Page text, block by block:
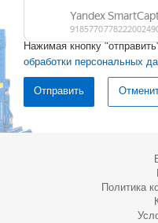
Нажимая кнопку
обработки персональных
Политика